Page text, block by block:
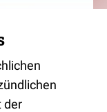
der